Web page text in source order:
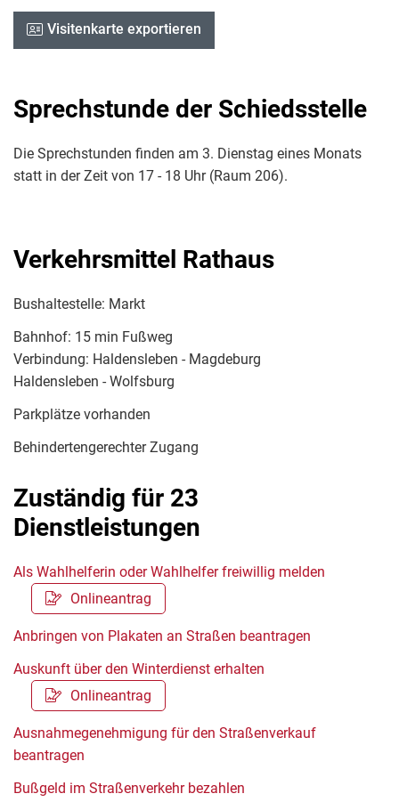
Visitenkarte exportieren
Sprechstunde der Schiedsstelle
Die Sprechstunden finden am 3. Dienstag eines Monats
statt in der Zeit von 17 - 18 Uhr (Raum 206).
Verkehrsmittel Rathaus
Bushaltestelle: Markt
Bahnhof: 15 min Fußweg
Verbindung: Haldensleben - Magdeburg
Haldensleben - Wolfsburg
Parkplätze vorhanden
Behindertengerechter Zugang
Zuständig für 23
Dienstleistungen
Als Wahlhelferin oder Wahlhelfer freiwillig melden
Onlineantrag
Anbringen von Plakaten an Straßen beantragen
Auskunft über den Winterdienst erhalten
Onlineantrag
Ausnahmegenehmigung für den Straßenverkauf
beantragen
Bußgeld im Straßenverkehr bezahlen